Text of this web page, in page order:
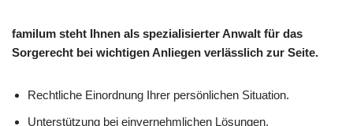
familum steht Ihnen als spezialisierter Anwalt für das
Sorgerecht bei wichtigen Anliegen verlässlich zur Seite.
Rechtliche Einordnung Ihrer persönlichen Situation.
Unterstützung bei einvernehmlichen Lösungen.